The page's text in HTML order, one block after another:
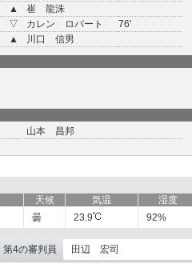
▲
崔 龍洙
▽
カレン ロバート
76'
▲
川口 信男
山本 昌邦
天候 気温
湿度
曇 23.9 92%
第4の審判員 田辺 宏司